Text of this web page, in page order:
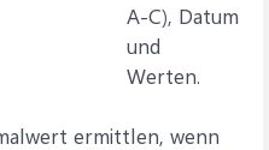
A-C), Datum
und
Werten.
ermittlen, wenn